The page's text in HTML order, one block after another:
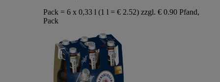
Pack = 6 x 0,33 l (1 l = € 2.52) zzgl. € 0.90 Pfand,
Pack